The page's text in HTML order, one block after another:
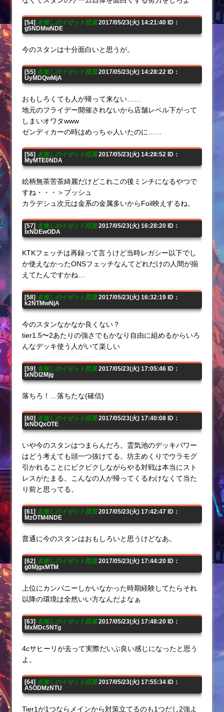
[54] 名無しのイゼット団員2017/05/23(火) 14:21:40 ID：
g5NDMwNDE
今のスタンは十分面白いと思うが。
[55] 名無しのイゼット団員2017/05/23(火) 14:28:22 ID：
UyMDQwMjA
おもしろくても人が帰って来ない……
地元のフライデー開催されないから店舗レベル下がって
しまいオワタwww
ゼンディカーの時はめっちゃ人いたのに……
[56] 名無しのイゼット団員2017/05/23(火) 14:28:52 ID：
MyMTE0NDA
絵柄無茶苦茶綺麗だけどこれこの後ミンチになるやつで
すね・・・＞プッシュ
カラデシュ次元は金系の金属多いからFoil映えするね。
[57] 名無しのイゼット団員2017/05/23(火) 16:28:20 ID：
IxNDEwODA
KTKフェッチは再録って言うけど当時レガシー以下でし
か使えなかったONSフェッチなんてどれだけの人間が揃
えてたんですかね…
[58] 名無しのイゼット団員2017/05/23(火) 16:32:19 ID：
k2NTMwNjA
今のスタンなかなか良くない？
tier1.5〜2あたりの強さでもかなり自由に組めるからいろ
んなデッキ使う人がいて楽しい
[59] 名無しのイゼット団員2017/05/23(火) 17:05:46 ID：
IxNDI2Mjg
落ちろ！…落ちたな(確信)
[60] 名無しのイゼット団員2017/05/23(火) 17:40:08 ID：
IxNDQxOTE
いや今のスタンはつまらんだろ。霊気池のデッキパワー
はどう考えても頭一つ抜けてる。坊主めくりでウラモグ
引かれることにビクビクしながらやる対戦は本当にスト
レスがたまる。こんなの人が帰ってくるわけなくて当た
り前と思ってる。
[61] 名無しのイゼット団員2017/05/23(火) 17:42:47 ID：
MzOTM4NDE
普通に今のスタンはおもしろいと思うけどなあ。
[62] 名無しのイゼット団員2017/05/23(火) 17:44:20 ID：
g0MjgxMTM
上位にカンパニーしかいなかった時期経験してたらそれ
以降の環境は全然いい方なんだよなぁ
[63] 名無しのイゼット団員2017/05/23(火) 17:48:20 ID：
MxMDc5NTg
4cサヒーリが去って実際だいぶ良い感じになったと思う
よ。
[64] 名無しのイゼット団員2017/05/23(火) 17:55:34 ID：
A5ODMzNTU
Tier1が1つならメインから対策立てるのも1つだし2強よ